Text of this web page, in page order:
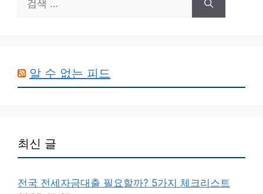
색:
알 수 없는 피드
최신 글
전국 전세자금대출 필요할까? 5가지 체크리스트